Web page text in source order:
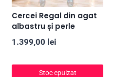
Cercei Regal din agat
albastru și perle
1.399,00 lei
Stoc epuizat